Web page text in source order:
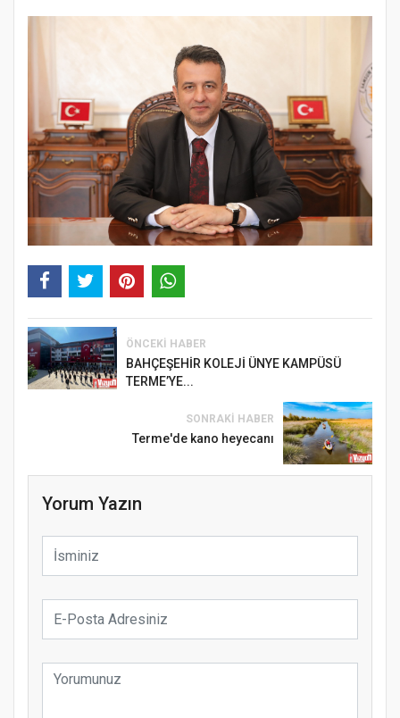
ÖNCEKI HABER
BAHÇEŞEHİR KOLEJİ ÜNYE KAMPÜSÜ
TERME’YE...
SONRAKI HABER
Terme'de kano heyecanı
Yorum Yazın